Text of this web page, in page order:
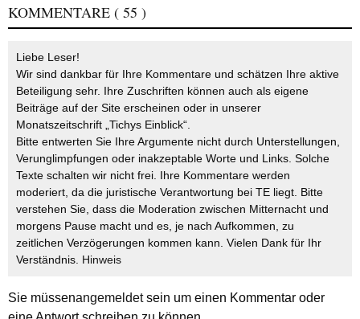
KOMMENTARE ( 55 )
Liebe Leser!
Wir sind dankbar für Ihre Kommentare und schätzen Ihre aktive
Beteiligung sehr. Ihre Zuschriften können auch als eigene
Beiträge auf der Site erscheinen oder in unserer
Monatszeitschrift „Tichys Einblick“.
Bitte entwerten Sie Ihre Argumente nicht durch Unterstellungen,
Verunglimpfungen oder inakzeptable Worte und Links. Solche
Texte schalten wir nicht frei. Ihre Kommentare werden
moderiert, da die juristische Verantwortung bei TE liegt. Bitte
verstehen Sie, dass die Moderation zwischen Mitternacht und
morgens Pause macht und es, je nach Aufkommen, zu
zeitlichen Verzögerungen kommen kann. Vielen Dank für Ihr
Verständnis. Hinweis
Sie müssenangemeldetsein um einen Kommentar oder